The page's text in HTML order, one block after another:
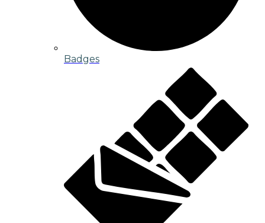
Badges